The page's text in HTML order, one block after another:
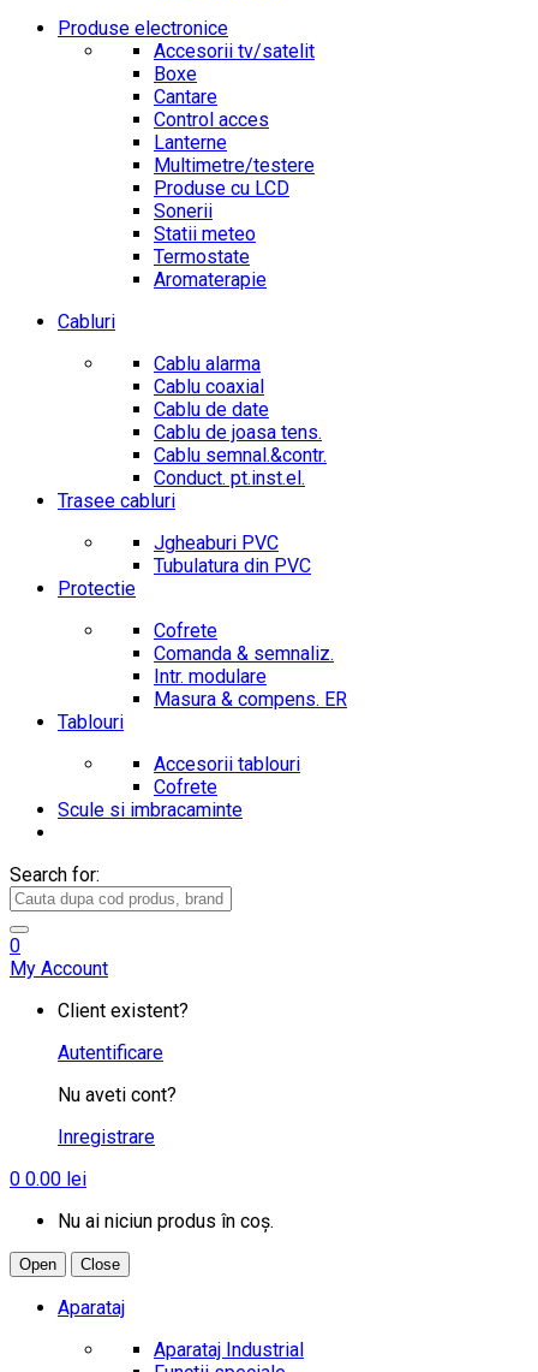
Produse electronice
Accesorii tv/satelit
Boxe
Cantare
Control acces
Lanterne
Multimetre/testere
Produse cu LCD
Sonerii
Statii meteo
Termostate
Aromaterapie
Cabluri
Cablu alarma
Cablu coaxial
Cablu de date
Cablu de joasa tens.
Cablu semnal.&contr.
Conduct. pt.inst.el.
Trasee cabluri
Jgheaburi PVC
Tubulatura din PVC
Protectie
Cofrete
Comanda & semnaliz.
Intr. modulare
Masura & compens. ER
Tablouri
Accesorii tablouri
Cofrete
Scule si imbracaminte
Search for:
0
My Account
Client existent?
Autentificare
Nu aveti cont?
Inregistrare
0 0.00 lei
Nu ai niciun produs în coș.
Open Close
Aparataj
Aparataj Industrial